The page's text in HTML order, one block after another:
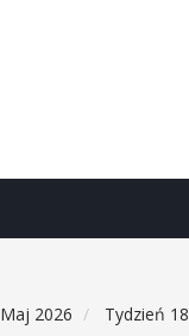
Maj 2026 Tydzień 18